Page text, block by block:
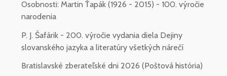
Osobnosti: Martin Ťapák (1926 - 2015) - 100. výročie
narodenia
P. J. Šafárik - 200. výročie vydania diela Dejiny
slovanského jazyka a literatúry všetkých nárečí
Bratislavské zberateľské dni 2026 (Poštová história)